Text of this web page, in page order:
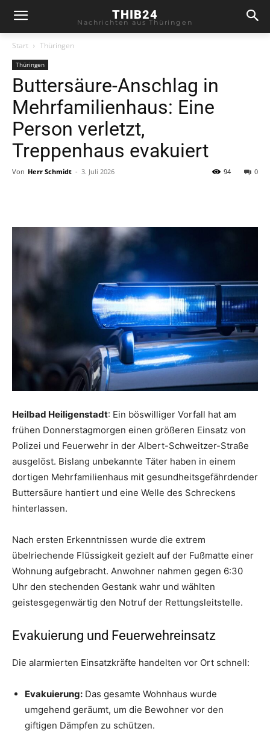
THIB24
Nachrichten aus Thüringen
Start Thüringen
Thüringen
Buttersäure-Anschlag in
Mehrfamilienhaus: Eine
Person verletzt,
Treppenhaus evakuiert
Von Herr Schmidt - 3. Juli 2026 0
94
Heilbad Heiligenstadt: Ein böswilliger Vorfall hat am
frühen Donnerstagmorgen einen größeren Einsatz von
Polizei und Feuerwehr in der Albert-Schweitzer-Straße
ausgelöst. Bislang unbekannte Täter haben in einem
dortigen Mehrfamilienhaus mit gesundheitsgefährdender
Buttersäure hantiert und eine Welle des Schreckens
hinterlassen.
Nach ersten Erkenntnissen wurde die extrem
übelriechende Flüssigkeit gezielt auf der Fußmatte einer
Wohnung aufgebracht. Anwohner nahmen gegen 6:30
Uhr den stechenden Gestank wahr und wählten
geistesgegenwärtig den Notruf der Rettungsleitstelle.
Evakuierung und Feuerwehreinsatz
Die alarmierten Einsatzkräfte handelten vor Ort schnell:
Evakuierung: Das gesamte Wohnhaus wurde
umgehend geräumt, um die Bewohner vor den
giftigen Dämpfen zu schützen.